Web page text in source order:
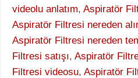
videolu anlatım, Aspiratör
Aspiratör Filtresi nereden
Aspiratör Filtresi nereden
Filtresi satışı, Aspiratör
Filtresi videosu, Aspiratör